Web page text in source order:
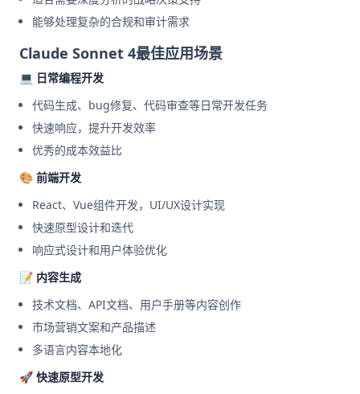
能够处理复杂的合规和审计需求
Claude Sonnet 4最佳应用场景
💻 日常编程开发
代码生成、bug修复、代码审查等日常开发任务
快速响应，提升开发效率
优秀的成本效益比
🎨 前端开发
React、Vue组件开发，UI/UX设计实现
快速原型设计和迭代
响应式设计和用户体验优化
📝 内容生成
技术文档、API文档、用户手册等内容创作
市场营销文案和产品描述
多语言内容本地化
🚀 快速原型开发